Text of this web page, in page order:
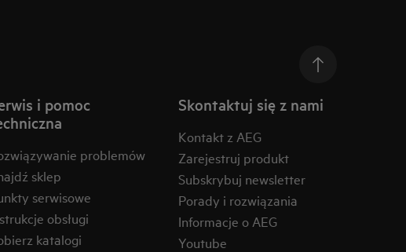
i pomoc
problemów
sklep
serwisowe
obsługi
katalogi
Skontaktuj się z nami
Kontakt z AEG
Zarejestruj produkt
Subskrybuj newsletter
Porady i rozwiązania
Informacje o AEG
Youtube